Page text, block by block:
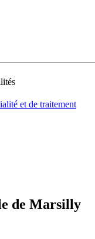
et de traitement
de Marsilly